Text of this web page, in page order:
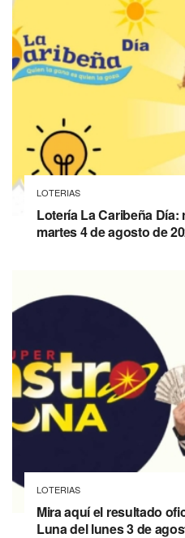
LOTERIAS
Lotería La Caribeña
martes 4 de agosto de
LOTERIAS
Mira aquí el resultado
Luna del lunes 3 de